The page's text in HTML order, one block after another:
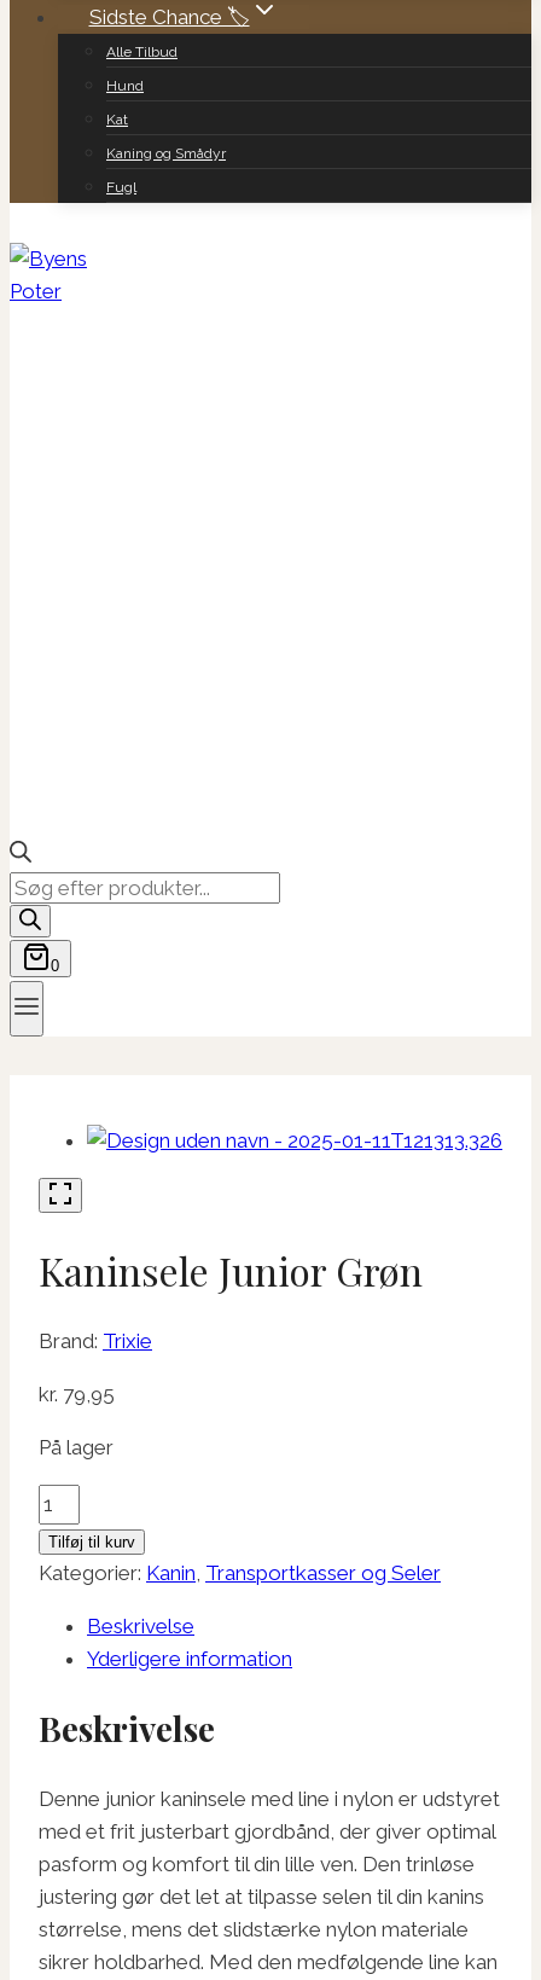
Sidste Chance 🏷️
Alle Tilbud
Hund
Kat
Kaning og Smådyr
Fugl
Products
search
0
Kaninsele Junior Grøn
Brand: Trixie
kr. 79,95
På lager
Kaninsele
Junior
Grøn
Tilføj til kurv
Kategorier: Kanin, Transportkasser og Seler
Beskrivelse
Yderligere information
Beskrivelse
Denne junior kaninsele med line i nylon er udstyret
med et frit justerbart gjordbånd, der giver optimal
pasform og komfort til din lille ven. Den trinløse
justering gør det let at tilpasse selen til din kanins
størrelse, mens det slidstærke nylon materiale
sikrer holdbarhed. Med den medfølgende line kan